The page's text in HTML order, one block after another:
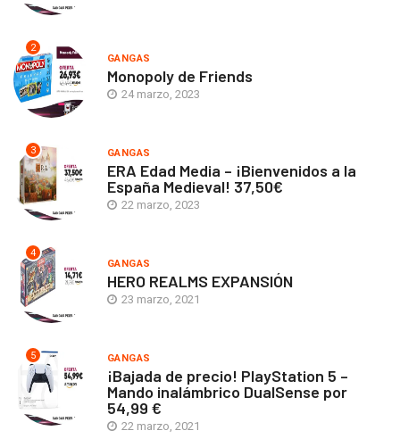
2
GANGAS
Monopoly de Friends
24 marzo, 2023
3 GANGAS
ERA Edad Media – ¡Bienvenidos a la
España Medieval! 37,50€
22 marzo, 2023
4
GANGAS
HERO REALMS EXPANSIÓN
23 marzo, 2021
5 GANGAS
¡Bajada de precio! PlayStation 5 –
Mando inalámbrico DualSense por
54,99 €
22 marzo, 2021